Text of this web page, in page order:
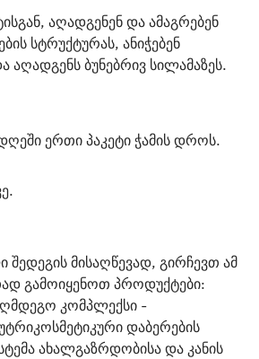
აღადგენენ და ამაგრებენ
სტრუქტურას, ანიჭებენ
ბუნებრივ სილამაზეს.
ერთი პაკეტი ჭამის დროს.
გამოიყენოთ პროდუქტები:
კომპლექსი -
დაბერების
ახალგაზრდობისა და კანის